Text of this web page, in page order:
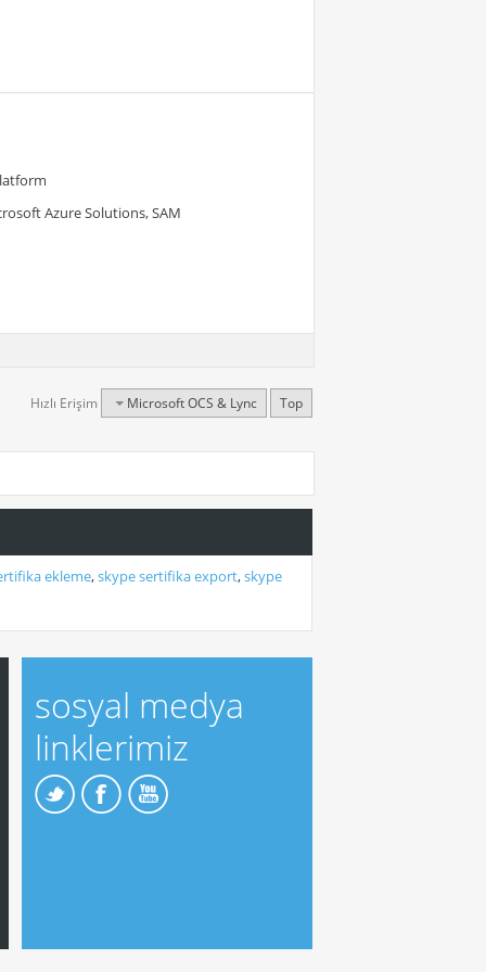
Azure Solutions, SAM
Hızlı Erişim Microsoft OCS & Lync Top
ekleme,skype sertifika export,skype
sosyal medya
linklerimiz